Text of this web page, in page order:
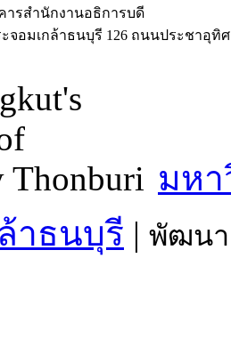
ารสำนักงานอธิการบดี
จอมเกล้าธนบุรี 126 ถนนประชาอุทิ
มหา
าธนบุรี | พัฒน